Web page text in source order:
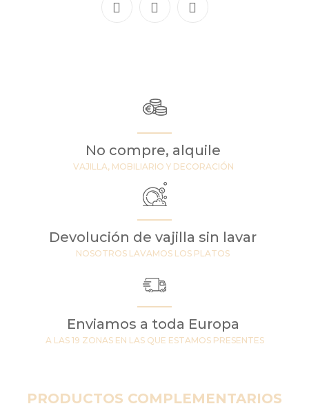
No compre, alquile
VAJILLA, MOBILIARIO Y DECORACIÓN
Devolución de vajilla sin lavar
NOSOTROS LAVAMOS LOS PLATOS
Enviamos a toda Europa
A LAS 19 ZONAS EN LAS QUE ESTAMOS PRESENTES
PRODUCTOS COMPLEMENTARIOS